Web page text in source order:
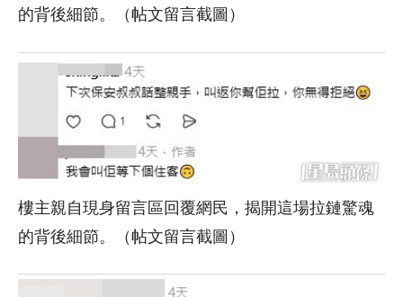
的背後細節。（帖文留言截圖）
樓主親自現身留言區回覆網民，揭開這場拉鏈驚魂
的背後細節。（帖文留言截圖）